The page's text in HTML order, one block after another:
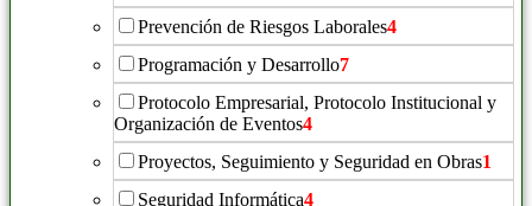
Prevención de Riesgos Laborales4
Programación y Desarrollo7
Protocolo Empresarial, Protocolo Institucional y
Organización de Eventos4
Proyectos, Seguimiento y Seguridad en Obras1
Seguridad Informática4